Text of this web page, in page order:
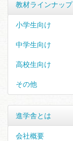
教材ラインナップ
小学生向け
中学生向け
高校生向け
その他
進学舎とは
会社概要